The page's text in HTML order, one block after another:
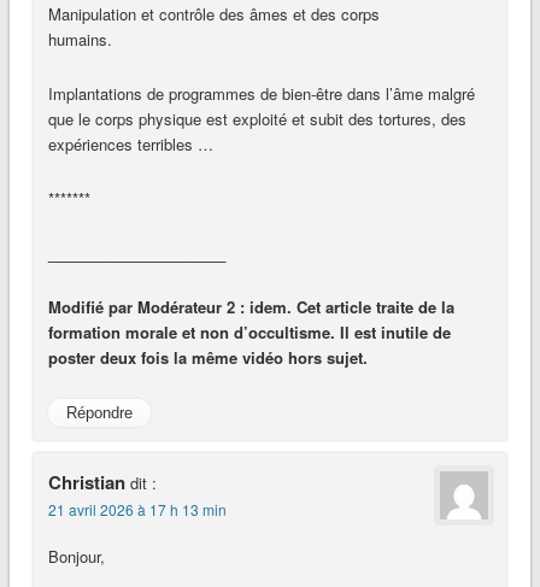
Manipulation et contrôle des âmes et des corps
humains.
Implantations de programmes de bien-être dans l’âme malgré
que le corps physique est exploité et subit des tortures, des
expériences terribles …
*******
Modifié par Modérateur 2 : idem. Cet article traite de la
formation morale et non d’occultisme. Il est inutile de
poster deux fois la même vidéo hors sujet.
Répondre
Christian dit :
21 avril 2026 à 17 h 13 min
Bonjour,